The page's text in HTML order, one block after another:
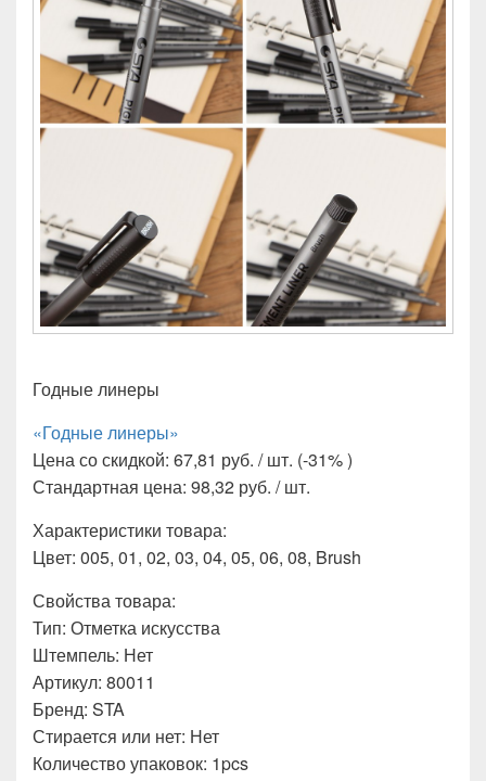
Годные линеры
«Годные линеры»
Цена со скидкой: 67,81 руб. / шт. (-31% )
Стандартная цена: 98,32 руб. / шт.
Характеристики товара:
Цвет: 005, 01, 02, 03, 04, 05, 06, 08, Brush
Свойства товара:
Тип: Отметка искусства
Штемпель: Нет
Артикул: 80011
Бренд: STA
Стирается или нет: Нет
Количество упаковок: 1pcs